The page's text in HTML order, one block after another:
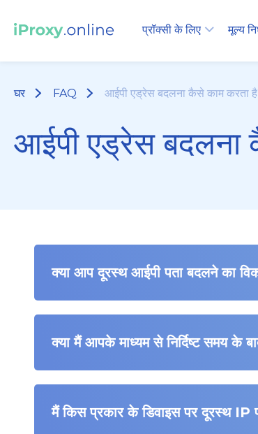
प्रॉक्सी के लिए मूल्य
घर FAQ आईपी एड्रेस बदलना कैसे काम करता
आईपी एड्रेस
क्या आप दूरस्थ आईपी पता बदलने का
क्या मैं आपके माध्यम से निर्दिष्ट समय
मैं किस प्रकार के डिवाइस पर दूरस्थ IP